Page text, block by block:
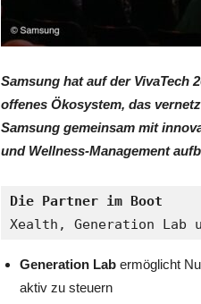
Samsung hat auf der VivaTech
offenes Ökosystem, das
Samsung gemeinsam mit
und Wellness-Management
Die Partner im Boot
Xealth, Generation Lab
Generation Lab ermöglicht
aktiv zu steuern